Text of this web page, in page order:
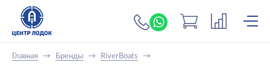
+7 (919) 698-56-
Главная → Бренды → RiverBoats →